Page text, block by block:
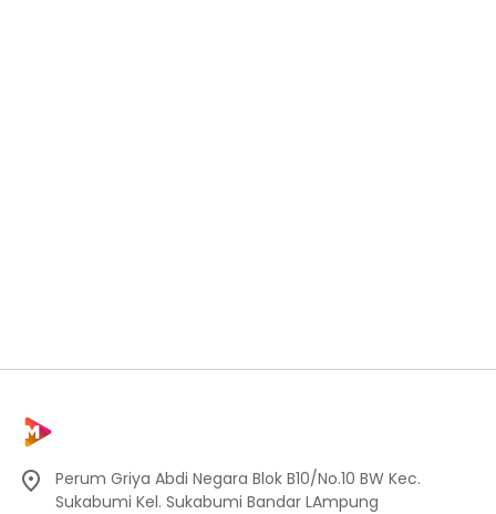
Perum Griya Abdi Negara Blok B10/No.10 BW Kec.
Sukabumi Kel. Sukabumi Bandar LAmpung